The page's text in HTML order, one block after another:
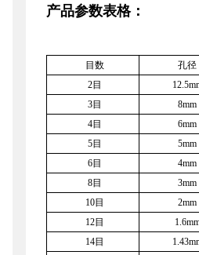
产品参数表格：
目数
孔径
2目
3目
8mm
4目
6mm
5目
5mm
6目
4mm
8目
3mm
10目
2mm
12目
14目